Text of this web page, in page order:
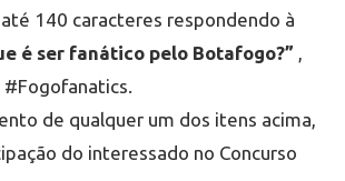
140 caracteres respondendo à
é ser fanático pelo Botafogo?”
de qualquer um dos itens acima,
do interessado no Concurso